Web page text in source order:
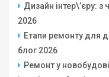
Дизайн інтер\’єру: з
2026
Етапи ремонту для
блог 2026
Ремонт у